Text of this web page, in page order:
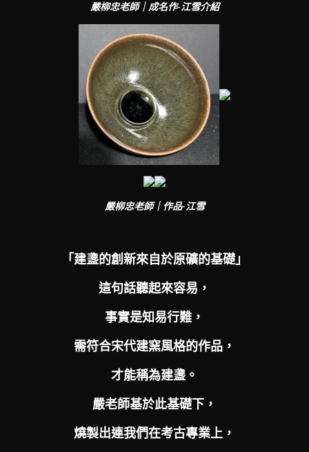
嚴柳忠老師｜成名作-江雪介紹
嚴柳忠老師｜作品-江雪
「建盞的創新來自於原礦的基礎」
這句話聽起來容易，
事實是知易行難，
需符合宋代建窯風格的作品，
才能稱為建盞。
嚴老師基於此基礎下，
燒製出連我們在考古專業上，